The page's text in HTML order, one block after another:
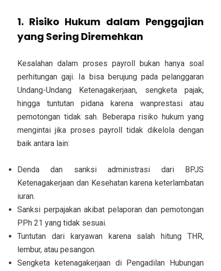
1. Risiko Hukum dalam Penggajian
yang Sering Diremehkan
Kesalahan dalam proses payroll bukan hanya soal
perhitungan gaji. Ia bisa berujung pada pelanggaran
Undang-Undang Ketenagakerjaan, sengketa pajak,
hingga tuntutan pidana karena wanprestasi atau
pemotongan tidak sah. Beberapa risiko hukum yang
mengintai jika proses payroll tidak dikelola dengan
baik antara lain:
Denda dan sanksi administrasi dari BPJS
Ketenagakerjaan dan Kesehatan karena keterlambatan
iuran.
Sanksi perpajakanakibat pelaporan dan pemotongan
PPh 21 yang tidak sesuai.
Tuntutan dari karyawankarena salah hitung THR,
lembur, atau pesangon.
Sengketa ketenagakerjaandi Pengadilan Hubungan